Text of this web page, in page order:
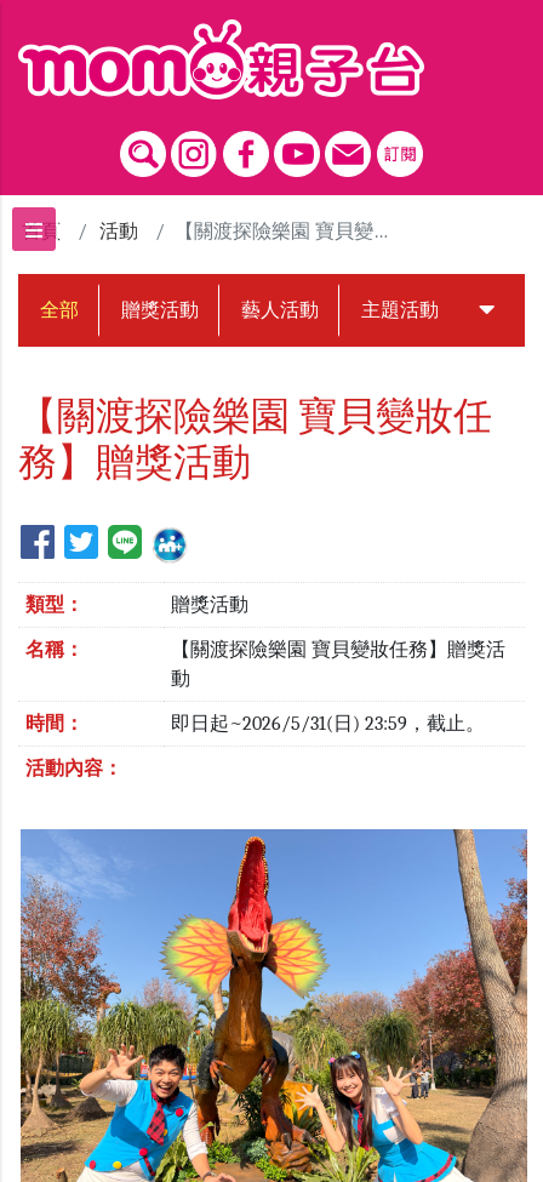
首頁 活動 【關渡探險樂園 寶貝變妝任務】贈獎活動
全部 贈獎活動 藝人活動 主題活動 中獎名
【關渡探險樂園 寶貝變妝任
務】贈獎活動
類型： 贈獎活動
名稱：
【關渡探險樂園 寶貝變妝任務】贈獎活
動
時間： 即日起~2026/5/31(日) 23:59，截止。
活動內容：